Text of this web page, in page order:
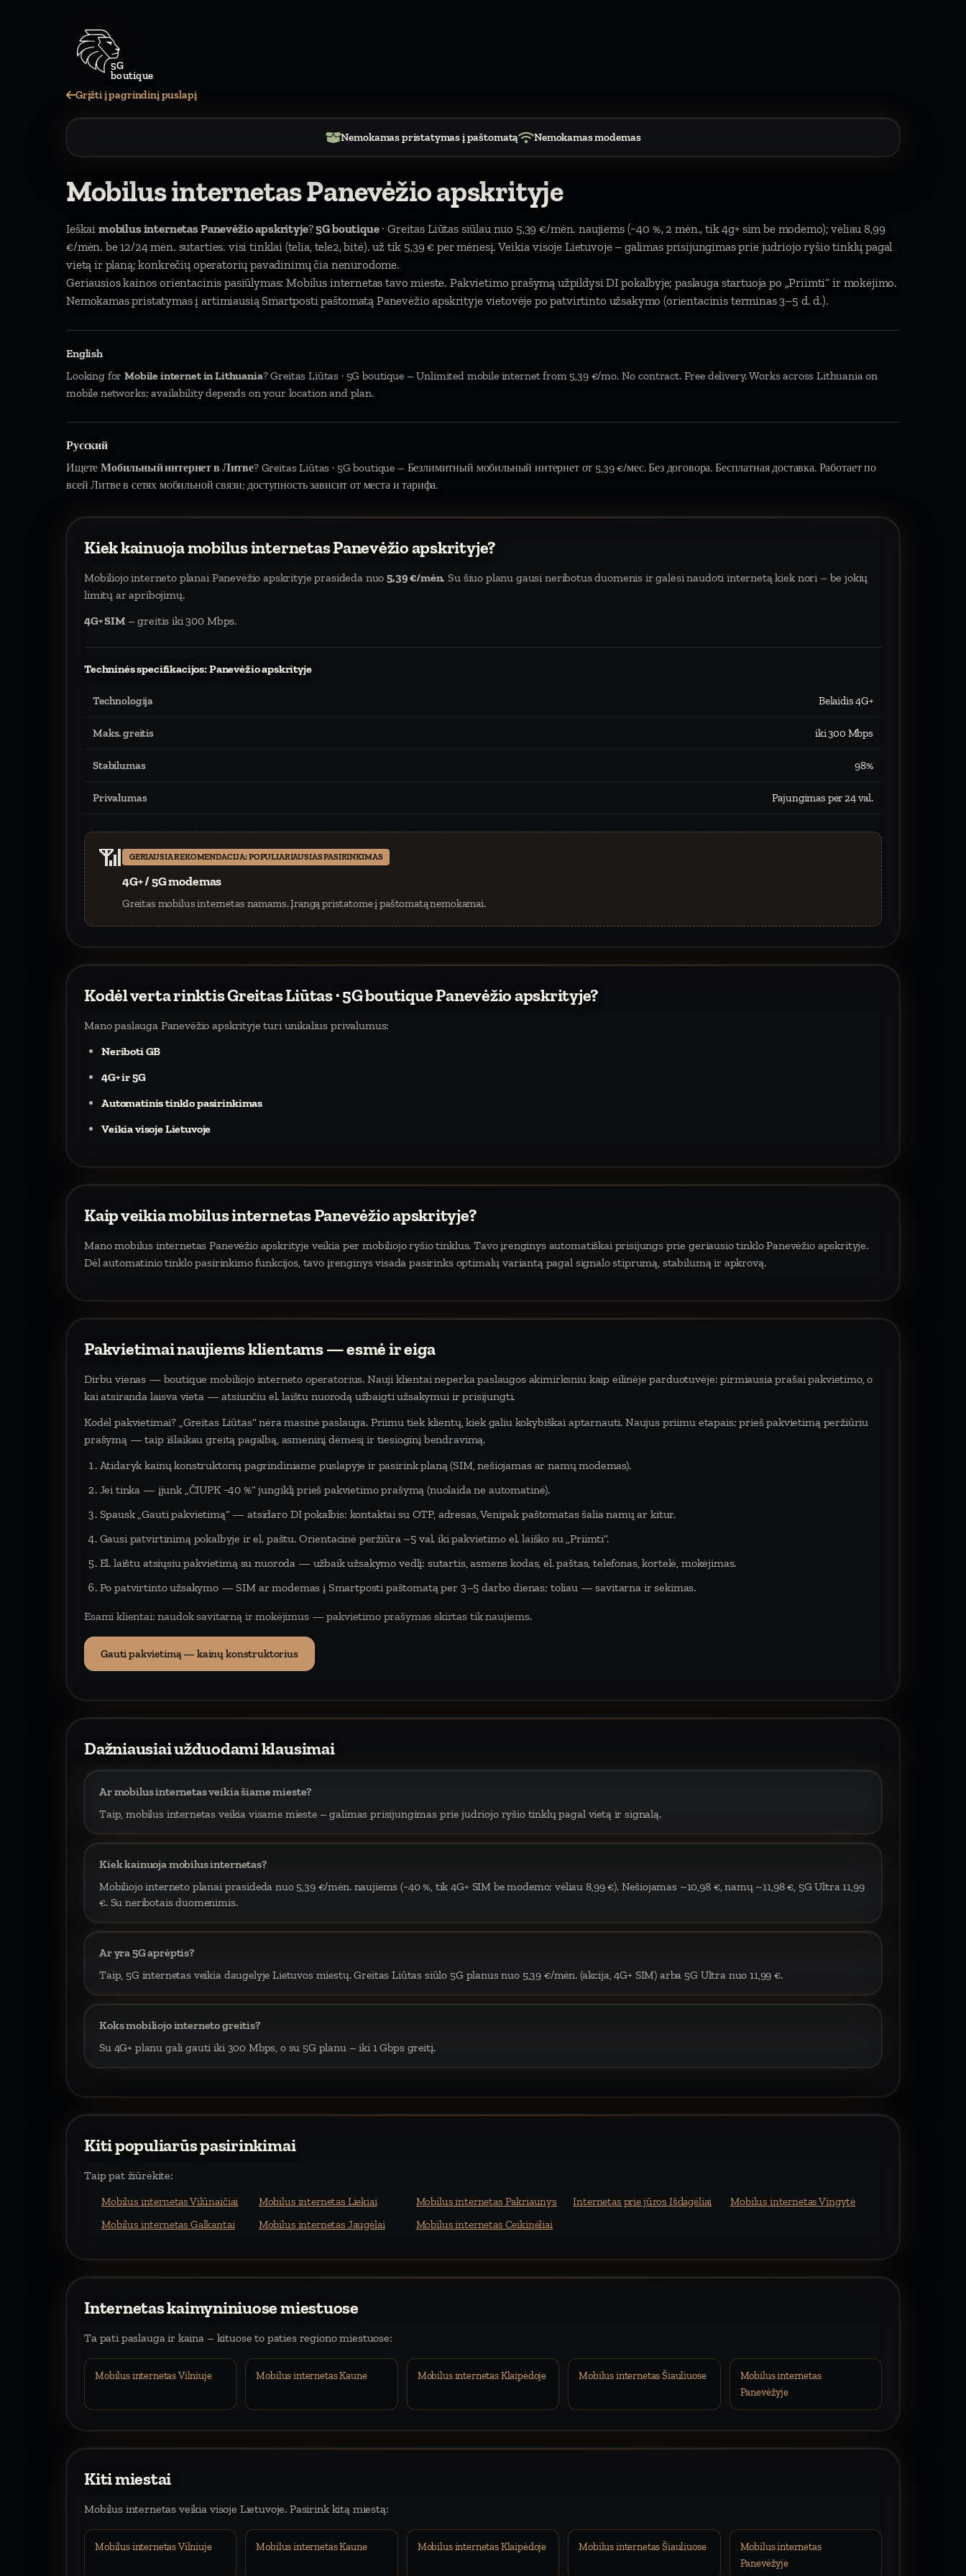
5G
boutique
Grįžti į pagrindinį puslapį
Nemokamas pristatymas į paštomatą Nemokamas modemas
Mobilus internetas Panevėžio apskrityje
Ieškai mobilus internetas Panevėžio apskrityje?5G boutique· Greitas Liūtas siūlau nuo 5,39 €/mėn. naujiems (−40 %, 2 mėn., tik 4g+ sim be modemo); vėliau 8,99
€/mėn. be 12/24 mėn. sutarties. visi tinklai (telia, tele2, bitė). už tik 5,39 € per mėnesį. Veikia visoje Lietuvoje – galimas prisijungimas prie judriojo ryšio tinklų pagal
vietą ir planą; konkrečių operatorių pavadinimų čia nenurodome.
Geriausios kainos orientacinis pasiūlymas: Mobilus internetas tavo mieste. Pakvietimo prašymą užpildysi DI pokalbyje; paslauga startuoja po „Priimti“ ir mokėjimo.
Nemokamas pristatymas į artimiausią Smartposti paštomatą Panevėžio apskrityje vietovėje po patvirtinto užsakymo (orientacinis terminas 3–5 d. d.).
English
Looking forMobile internet in Lithuania? Greitas Liūtas · 5G boutique – Unlimited mobile internet from 5,39 €/mo. No contract. Free delivery. Works across Lithuania on
mobile networks; availability depends on your location and plan.
Русский
ИщетеМобильный интернет в Литве? Greitas Liūtas · 5G boutique – Безлимитный мобильный интернет от 5,39 €/мес. Без договора. Бесплатная доставка. Работает по
всей Литве в сетях мобильной связи; доступность зависит от места и тарифа.
Kiek kainuoja mobilus internetas Panevėžio apskrityje?
Mobiliojo interneto planai Panevėžio apskrityje prasideda nuo5,39 €/mėn. Su šiuo planu gausi neribotus duomenis ir galėsi naudoti internetą kiek nori – be jokių
limitų ar apribojimų.
4G+ SIM– greitis iki 300 Mbps.
Techninės specifikacijos: Panevėžio apskrityje
Technologija Belaidis 4G+
Maks. greitis iki 300 Mbps
Stabilumas 98%
Privalumas Pajungimas per 24 val.
📶 GERIAUSIA REKOMENDACIJA: POPULIARIAUSIAS PASIRINKIMAS
4G+ / 5G modemas
Greitas mobilus internetas namams. Įrangą pristatome į paštomatą nemokamai.
Kodėl verta rinktis Greitas Liūtas · 5G boutique Panevėžio apskrityje?
Mano paslauga Panevėžio apskrityje turi unikalius privalumus:
Neriboti GB
4G+ ir 5G
Automatinis tinklo pasirinkimas
Veikia visoje Lietuvoje
Kaip veikia mobilus internetas Panevėžio apskrityje?
Mano mobilus internetas Panevėžio apskrityje veikia per mobiliojo ryšio tinklus. Tavo įrenginys automatiškai prisijungs prie geriausio tinklo Panevėžio apskrityje.
Dėl automatinio tinklo pasirinkimo funkcijos, tavo įrenginys visada pasirinks optimalų variantą pagal signalo stiprumą, stabilumą ir apkrovą.
Pakvietimai naujiems klientams — esmė ir eiga
Dirbu vienas — boutique mobiliojo interneto operatorius. Nauji klientai neperka paslaugos akimirksniu kaip eilinėje parduotuvėje: pirmiausia prašai pakvietimo, o
kai atsiranda laisva vieta — atsiunčiu el. laištu nuorodą užbaigti užsakymui ir prisijungti.
Kodėl pakvietimai? „Greitas Liūtas“ nėra masinė paslauga. Priimu tiek klientų, kiek galiu kokybiškai aptarnauti. Naujus priimu etapais; prieš pakvietimą peržiūriu
prašymą — taip išlaikau greitą pagalbą, asmeninį dėmesį ir tiesioginį bendravimą.
Atidaryk kainų konstruktorių pagrindiniame puslapyje ir pasirink planą (SIM, nešiojamas ar namų modemas).
Jei tinka — įjunk „ČIUPK −40 %“ jungiklį prieš pakvietimo prašymą (nuolaida ne automatinė).
Spausk „Gauti pakvietimą“ — atsidaro DI pokalbis: kontaktai su OTP, adresas, Venipak paštomatas šalia namų ar kitur.
Gausi patvirtinimą pokalbyje ir el. paštu. Orientacinė peržiūra ~5 val. iki pakvietimo el. laiško su „Priimti“.
El. laištu atsiųsiu pakvietimą su nuoroda — užbaik užsakymo vedlį: sutartis, asmens kodas, el. paštas, telefonas, kortelė, mokėjimas.
Po patvirtinto užsakymo — SIM ar modemas į Smartposti paštomatą per 3–5 darbo dienas; toliau — savitarna ir sekimas.
Esami klientai: naudok savitarną ir mokėjimus — pakvietimo prašymas skirtas tik naujiems.
Gauti pakvietimą — kainų konstruktorius
Dažniausiai užduodami klausimai
Ar mobilus internetas veikia šiame mieste?
Taip, mobilus internetas veikia visame mieste – galimas prisijungimas prie judriojo ryšio tinklų pagal vietą ir signalą.
Kiek kainuoja mobilus internetas?
Mobiliojo interneto planai prasideda nuo 5,39 €/mėn. naujiems (−40 %, tik 4G+ SIM be modemo; vėliau 8,99 €). Nešiojamas ~10,98 €, namų ~11,98 €, 5G Ultra 11,99
€. Su neribotais duomenimis.
Ar yra 5G aprėptis?
Taip, 5G internetas veikia daugelyje Lietuvos miestų. Greitas Liūtas siūlo 5G planus nuo 5,39 €/mėn. (akcija, 4G+ SIM) arba 5G Ultra nuo 11,99 €.
Koks mobiliojo interneto greitis?
Su 4G+ planu gali gauti iki 300 Mbps, o su 5G planu – iki 1 Gbps greitį.
Kiti populiarūs pasirinkimai
Taip pat žiūrėkite:
Mobilus internetas Vilūnaičiai Mobilus internetas Liekiai Mobilus internetas Pakriaunys Internetas prie jūros Išdagėliai
Mobilus internetas Vingytė
Mobilus internetas Galkantai
Mobilus internetas Jaugėlai Mobilus internetas Ceikinėliai
Internetas kaimyniniuose miestuose
Ta pati paslauga ir kaina – kituose to paties regiono miestuose:
Mobilus internetas Vilniuje Mobilus internetas Kaune Mobilus internetas Klaipėdoje Mobilus internetas Šiauliuose
Mobilus internetas
Panevėžyje
Kiti miestai
Mobilus internetas veikia visoje Lietuvoje. Pasirink kitą miestą:
Mobilus internetas Vilniuje Mobilus internetas Kaune Mobilus internetas Klaipėdoje Mobilus internetas Šiauliuose
Mobilus internetas
Panevėžyje